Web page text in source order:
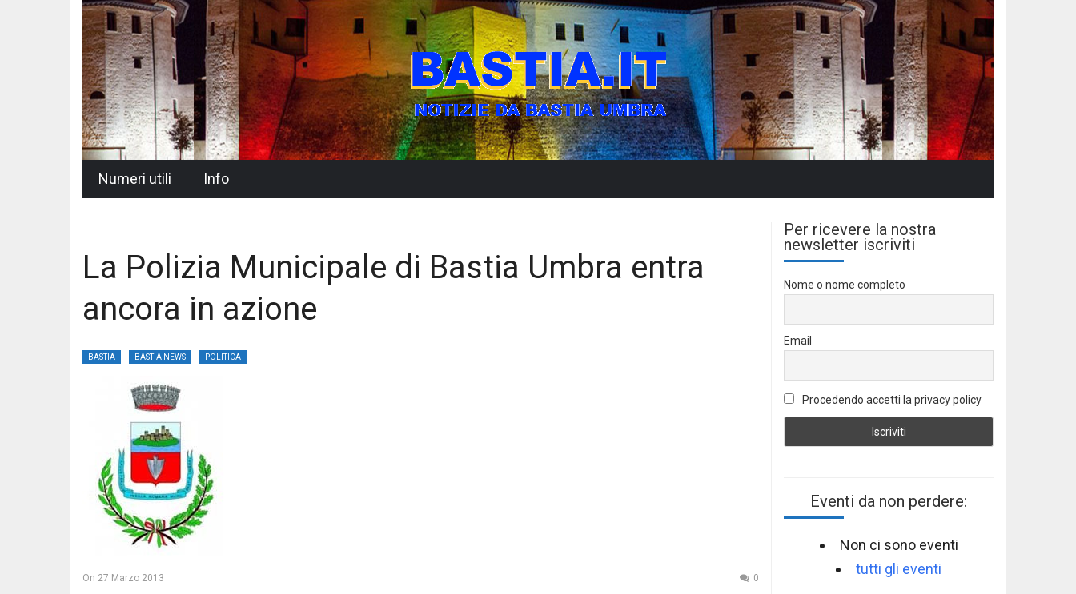
Numeri utili Info
La Polizia Municipale di Bastia Umbra entra
ancora in azione
BASTIA BASTIA NEWS POLITICA
On 27 Marzo 2013 0
Per ricevere la nostra
newsletter iscriviti
Nome o nome completo
Email
Procedendo accetti la privacy policy
Eventi da non perdere:
Non ci sono eventi
tutti gli eventi